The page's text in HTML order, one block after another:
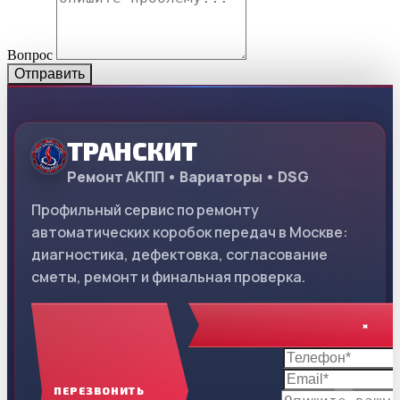
Вопрос
Отправить
ТРАНСКИТ
Ремонт АКПП • Вариаторы • DSG
Профильный сервис по ремонту
автоматических коробок передач в Москве:
диагностика, дефектовка, согласование
сметы, ремонт и финальная проверка.
ПЕРЕЗВОНИТЬ
×